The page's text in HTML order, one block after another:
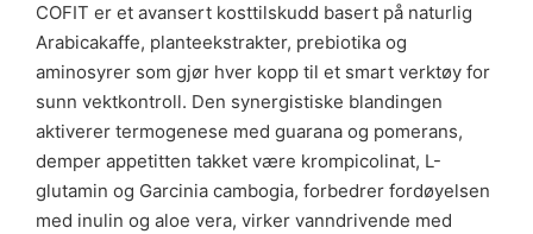
COFIT er et avansert kosttilskudd basert på naturlig
Arabicakaffe, planteekstrakter, prebiotika og
aminosyrer som gjør hver kopp til et smart verktøy for
sunn vektkontroll. Den synergistiske blandingen
aktiverer termogenese med guarana og pomerans,
demper appetitten takket være krompicolinat, L-
glutamin og Garcinia cambogia, forbedrer fordøyelsen
med inulin og aloe vera, virker vanndrivende med